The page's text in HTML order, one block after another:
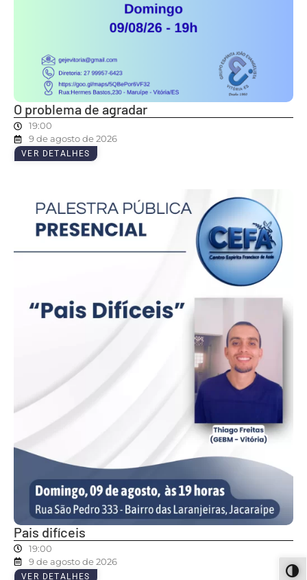
O problema de agradar
19:00
9 de agosto de 2026
VER DETALHES
Pais difíceis
19:00
9 de agosto de 2026
VER DETALHES